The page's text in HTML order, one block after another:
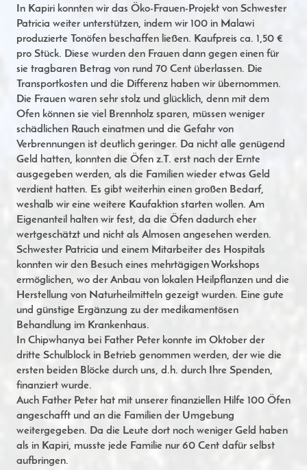
In Kapiri konnten wir das Öko-Frauen-Projekt von Schwester
Patricia weiter unterstützen, indem wir 100 in Malawi
produzierte Tonöfen beschaffen ließen. Kaufpreis ca. 1,50 €
pro Stück. Diese wurden den Frauen dann gegen einen für
sie tragbaren Betrag von rund 70 Cent überlassen. Die
Transportkosten und die Differenz haben wir übernommen.
Die Frauen waren sehr stolz und glücklich, denn mit dem
Ofen können sie viel Brennholz sparen, müssen weniger
schädlichen Rauch einatmen und die Gefahr von
Verbrennungen ist deutlich geringer. Da nicht alle genügend
Geld hatten, konnten die Öfen z.T. erst nach der Ernte
ausgegeben werden, als die Familien wieder etwas Geld
verdient hatten. Es gibt weiterhin einen großen Bedarf,
weshalb wir eine weitere Kaufaktion starten wollen. Am
Eigenanteil halten wir fest, da die Öfen dadurch eher
wertgeschätzt und nicht als Almosen angesehen werden.
Schwester Patricia und einem Mitarbeiter des Hospitals
konnten wir den Besuch eines mehrtägigen Workshops
ermöglichen, wo der Anbau von lokalen Heilpflanzen und die
Herstellung von Naturheilmitteln gezeigt wurden. Eine gute
und günstige Ergänzung zu der medikamentösen
Behandlung im Krankenhaus.
In Chipwhanya bei Father Peter konnte im Oktober der
dritte Schulblock in Betrieb genommen werden, der wie die
ersten beiden Blöcke durch uns, d.h. durch Ihre Spenden,
finanziert wurde.
Auch Father Peter hat mit unserer finanziellen Hilfe 100 Öfen
angeschafft und an die Familien der Umgebung
weitergegeben. Da die Leute dort noch weniger Geld haben
als in Kapiri, musste jede Familie nur 60 Cent dafür selbst
aufbringen.